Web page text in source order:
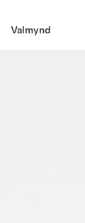
Valmynd